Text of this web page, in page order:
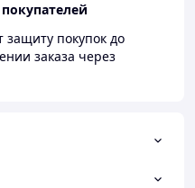
защиту покупок до
заказа через